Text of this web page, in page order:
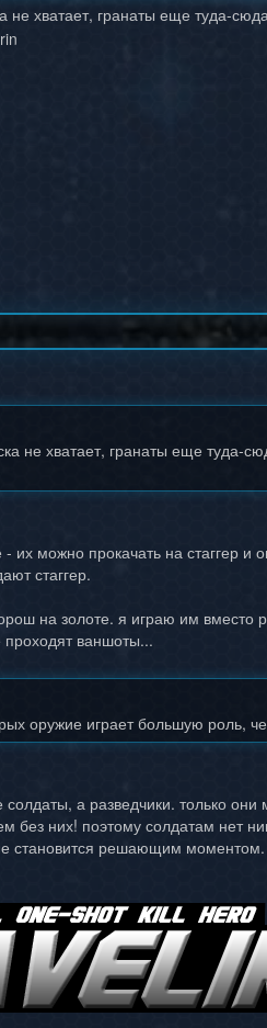
хватает, гранаты еще туда-
не хватает, гранаты еще туда-
- их можно прокачать на стаггер
стаггер.
на золоте. я играю им
ваншоты...
оружие играет большую роль,
а разведчики. только
них! поэтому солдатам нет
становится решающим моментом.